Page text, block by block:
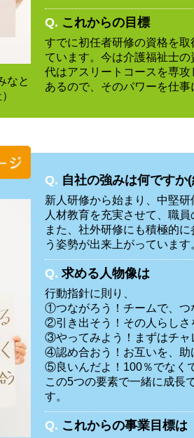
なと
Q. これからの目標
すでに初任者研修の資格を
ています。今は介護福祉士
代はアスリートコースを専
あるので、そのパワーを仕事
Q. 自社の強みは何ですか
新人研修から始まり、中堅
人材教育を充実させて、職
また、社外研修にも積極的
う姿勢が出来上がっています
Q. 求める人物像は
行動指針に則り、
①つながろう！チームで、つ
②引き出そう！その人らしさ
③やってみよう！まずはチャ
④認め合おう！お互いを、助
⑤良いんだよ！100％でなく
この5つの要素で一緒に成長
す。
Q. これからの事業目標は